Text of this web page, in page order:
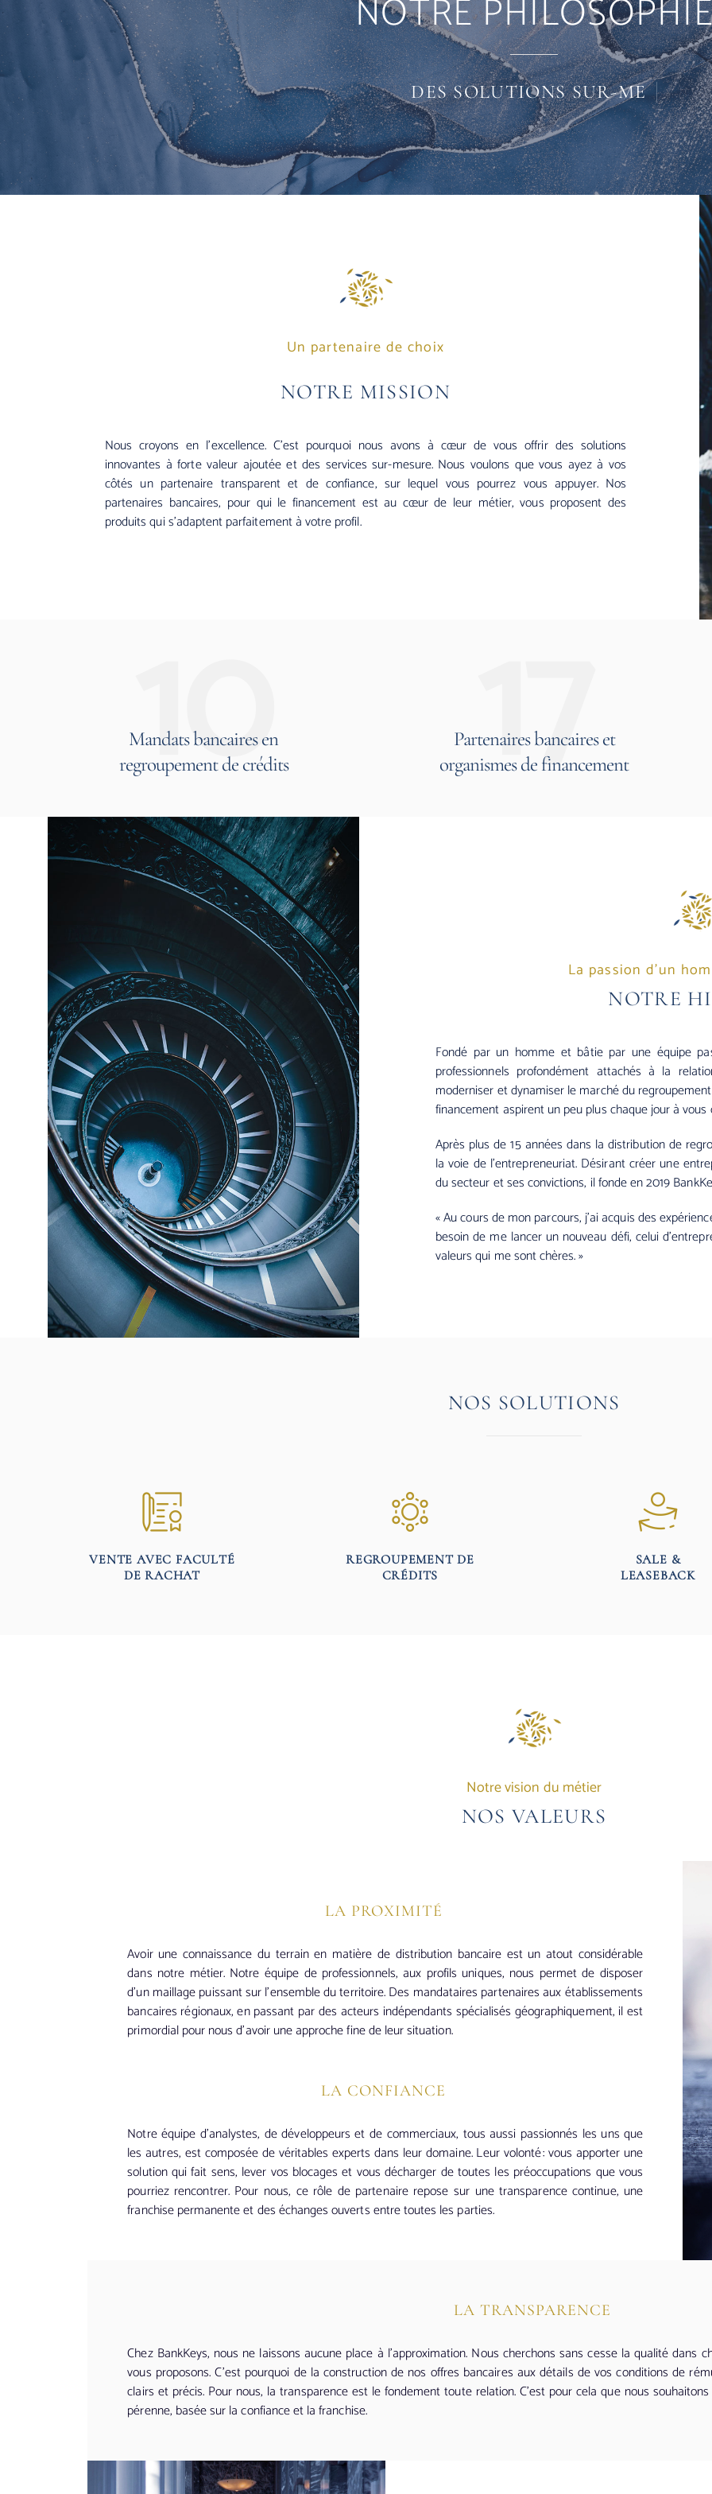
NOTRE
DES SOLUTIONS
Un partenaire de choix
NOTRE MISSION
Nous croyons en l’excellence. C’est pourquoi nous avons à cœur de vous offrir des solutions
innovantes à forte valeur ajoutée et des services sur-mesure. Nous voulons que vous ayez à vos
côtés un partenaire transparent et de confiance, sur lequel vous pourrez vous appuyer. Nos
partenaires bancaires, pour qui le financement est au cœur de leur métier, vous proposent des
produits qui s’adaptent parfaitement à votre profil.
10
Mandats bancaires en
regroupement de crédits
17
Partenaires bancaires et
organismes de financement
La passion d’un
NOTRE
Fondé par un homme et bâtie par une équipe
professionnels profondément attachés à la
moderniser et dynamiser le marché du
financement aspirent un peu plus chaque jour à
Après plus de 15 années dans la distribution de
la voie de l’entrepreneuriat. Désirant créer une
du secteur et ses convictions, il fonde en 2019
« Au cours de mon parcours, j’ai acquis des
besoin de me lancer un nouveau défi, celui
valeurs qui me sont chères.»
NOS SOLUTIONS
VENTE AVEC FACULTÉ
DE RACHAT
REGROUPEMENT DE
CRÉDITS
SALE &
LEASEBACK
Notre vision du métier
NOS VALEURS
LA PROXIMITÉ
Avoir une connaissance du terrain en matière de distribution bancaire est un atout considérable
dans notre métier. Notre équipe de professionnels, aux profils uniques, nous permet de disposer
d’un maillage puissant sur l’ensemble du territoire. Des mandataires partenaires aux établissements
bancaires régionaux, en passant par des acteurs indépendants spécialisés géographiquement,il est
primordial pour nous d’avoir une approchefinede leur situation.
LA CONFIANCE
Notre équipe d’analystes, de développeurs et de commerciaux, tous aussi passionnés les uns que
les autres, est composée de véritables experts dans leur domaine. Leur volonté : vous apporter une
solution qui fait sens, lever vos blocages et vous décharger de toutes les préoccupations que vous
pourriez rencontrer. Pour nous, ce rôle de partenaire repose sur une transparence continue, une
franchise permanente et des échanges ouverts entre toutes les parties.
LA TRANSPARENCE
Chez BankKeys, nous ne laissons aucune place à l’approximation. Nous cherchons sans cesse la qualité dans
vous proposons. C’est pourquoi de la construction de nos offres bancaires aux détails de vos conditions de
clairs et précis. Pour nous, la transparence est le fondement toute relation. C’est pour cela que nous
pérenne, basée sur la confiance et la franchise.